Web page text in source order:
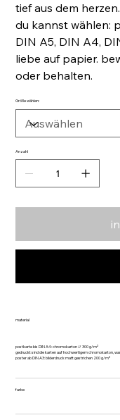
tief aus dem
du kannst wählen:
DIN A5, DIN A4,
liebe auf papier.
oder behalten.
Größe wählen:
Anzahl
material
postkarte bis DIN A4: chromokarton // 300 g/m²
gedruckt sind die karten auf hochwertigem chromokarton,
poster ab DIN A3: bilderdruck matt gestrichen 200 g/m²
farbe